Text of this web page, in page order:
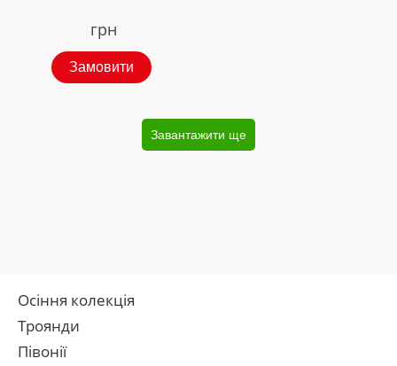
грн
Замовити
Завантажити ще
Осіння колекція
Троянди
Півонії